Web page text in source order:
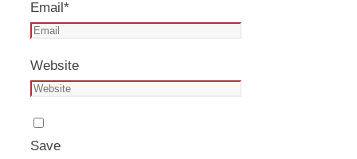
Email*
Website
Save